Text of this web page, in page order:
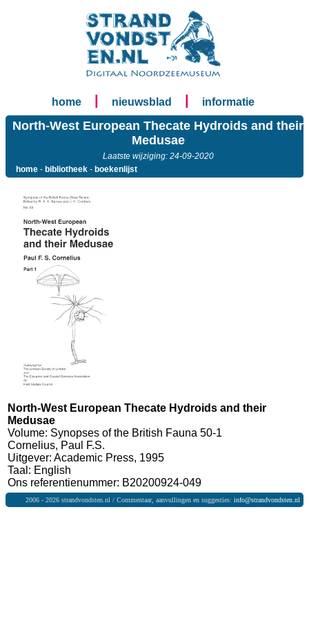
home nieuwsblad informatie
North-West European Thecate Hydroids and their
Medusae
Laatste wijziging: 24-09-2020
home - bibliotheek - boekenlijst
North-West European Thecate Hydroids and their
Medusae
Volume: Synopses of the British Fauna 50-1
Cornelius, Paul F.S.
Uitgever: Academic Press, 1995
Taal: English
Ons referentienummer: B20200924-049
2006 - 2026 strandvondsten.nl / Commentaar, aanvullingen en suggesties: info@strandvondsten.nl